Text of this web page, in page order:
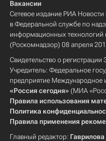
Вакансии
Сетевое издание РИА Новости
в Федеральной службе по
информационных
(Роскомнадзор) 08 апреля
Свидетельство о
Учредитель: Федеральное
предприятие Международное
«Россия сегодня» (МИА
Правила использования
Политика
Правила применения
Главный редактор: